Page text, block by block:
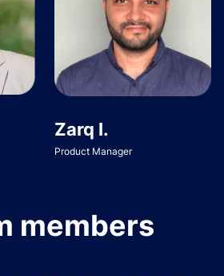
Zarq I.
Product Manager
members